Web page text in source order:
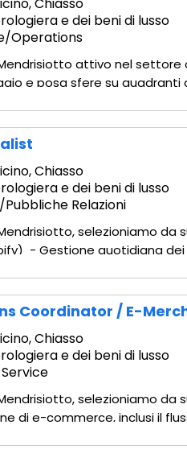
e dei beni di lusso
Operations
attivo nel
e posa sfere su
in modo efficiente e
,Chiasso
e dei beni di lusso
Relazioni
selezioniamo
- Gestione quotidiana
dei banner della
Coordinator / E-
,Chiasso
e dei beni di lusso
selezioniamo
di e-commerce, inclusi il
e riferire sugli